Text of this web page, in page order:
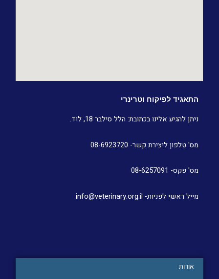
אודות
התאגיד לפיקוח וטרינרי
ניתן להגיע אלינו בכתובת: הלל סילבר 18, לוד.
מס' טלפון ליצירת קשר- 08-6923720
מס' פקס- 08-6257091
מייל ראשי לפניות- info@veterinary.org.il